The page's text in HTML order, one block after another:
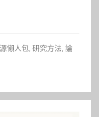
間的語言與脈絡差
懶人包, 研究方法, 論